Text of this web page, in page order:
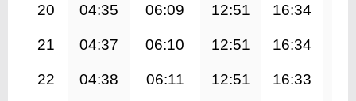
20 04:35 06:09 12:51 16:34
21 04:37 06:10 12:51 16:34
22 04:38 06:11 12:51 16:33